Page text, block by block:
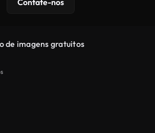
Contate-nos
de imagens gratuitos